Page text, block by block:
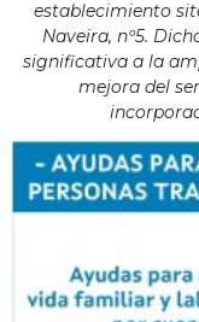
establecimiento
Naveira, nº5.
significativa a la
mejora del